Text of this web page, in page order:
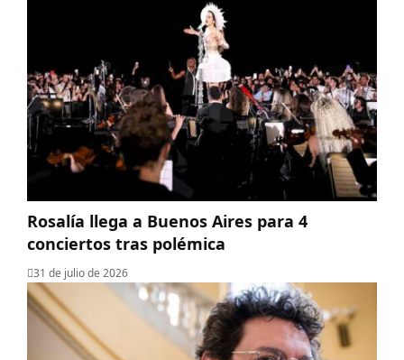
Rosalía llega a Buenos Aires para 4
conciertos tras polémica
31 de julio de 2026